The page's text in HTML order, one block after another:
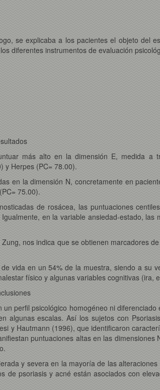
se explicaba a los pacientes el objeto del
diferentes instrumentos de evaluación
más alto en la dimensión E, medida a
y Herpes (PC= 78.00).
en la dimensión N, concretamente en
75.00).
de rosácea, las puntuaciones
en la variable ansiedad-estado, las
nos indica que se obtienen marcadores
vida en un 54% de la muestra, siendo a su
físico y algunas variables cognitivas (ira,
perfil psicológico homogéneo ni
escalas. Así los sujetos con
y Hautmann (1996), que identificaron
puntuaciones altas en las dimensiones
y severa en la mayoría de las
de psoriasis y acné están asociados con